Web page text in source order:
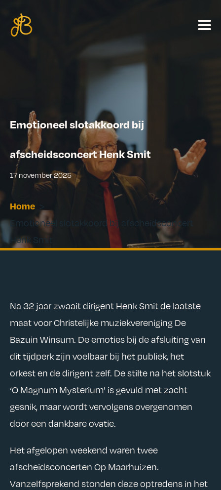
Emotioneel slotakkoord bij
afscheidsconcert Henk Smit
17 november 2025
Home
Emotioneel slotakkoord bij afscheidsconcert
Henk Smit
Na 32 jaar zwaait dirigent Henk Smit de laatste
maat voor Christelijke muziekvereniging De
Bazuin Winsum. De emoties bij de afsluiting van
dit tijdperk zijn voelbaar bij het publiek, het
orkest en de dirigent zelf. De stilte na het slotstuk
‘O Magnum Mysterium’ is gevuld met zacht
gesnik, maar wordt vervolgens overgenomen
door een dankbare ovatie.
Het afgelopen weekend waren twee
afscheidsconcerten Op Maarhuizen.
Vanzelfsprekend stonden deze optredens in het